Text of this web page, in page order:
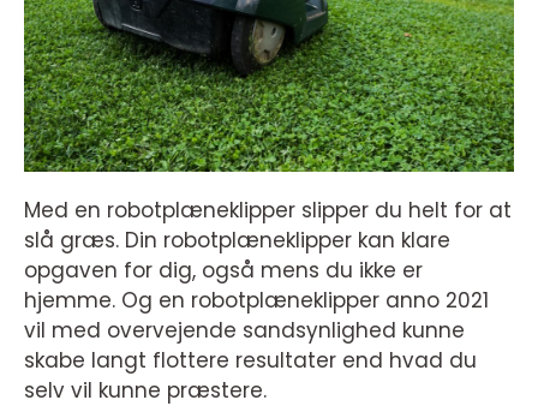
Med en robotplæneklipper slipper du helt for at
slå græs. Din robotplæneklipper kan klare
opgaven for dig, også mens du ikke er
hjemme. Og en robotplæneklipper anno 2021
vil med overvejende sandsynlighed kunne
skabe langt flottere resultater end hvad du
selv vil kunne præstere.